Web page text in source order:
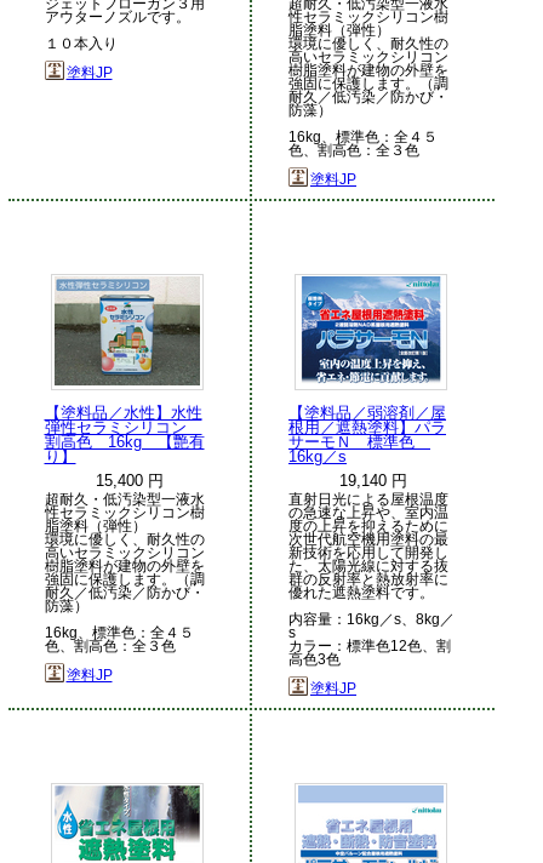
ジェットフローガン３用
アウターノズルです。
１０本入り
塗料JP
超耐久・低汚染型一液水
性セラミックシリコン樹
脂塗料（弾性）
環境に優しく、耐久性の
高いセラミックシリコン
樹脂塗料が建物の外壁を
強固に保護します。（調
耐久／低汚染／防かび・
防藻）
16kg、標準色：全４５
色、割高色：全３色
塗料JP
【塗料品／水性】水性
弾性セラミシリコン
割高色 16kg 【艶有
り】
15,400 円
超耐久・低汚染型一液水
性セラミックシリコン樹
脂塗料（弾性）
環境に優しく、耐久性の
高いセラミックシリコン
樹脂塗料が建物の外壁を
強固に保護します。（調
耐久／低汚染／防かび・
防藻）
16kg、標準色：全４５
色、割高色：全３色
塗料JP
【塗料品／弱溶剤／屋
根用／遮熱塗料】パラ
サーモＮ 標準色
16kg／s
19,140 円
直射日光による屋根温度
の急速な上昇や、室内温
度の上昇を抑えるために
次世代航空機用塗料の最
新技術を応用して開発し
た、太陽光線に対する抜
群の反射率と熱放射率に
優れた遮熱塗料です。
内容量：16kg／s、8kg／
s
カラー：標準色12色、割
高色3色
塗料JP